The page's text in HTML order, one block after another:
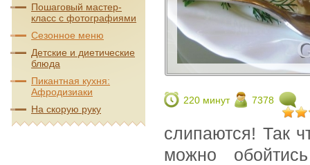
220 минут 7378
слипаются! Так
можно
Пошаговый мастер-
класс с фотографиями
Сезонное меню
Детские и диетические
блюда
Пикантная кухня:
Афродизиаки
На скорую руку